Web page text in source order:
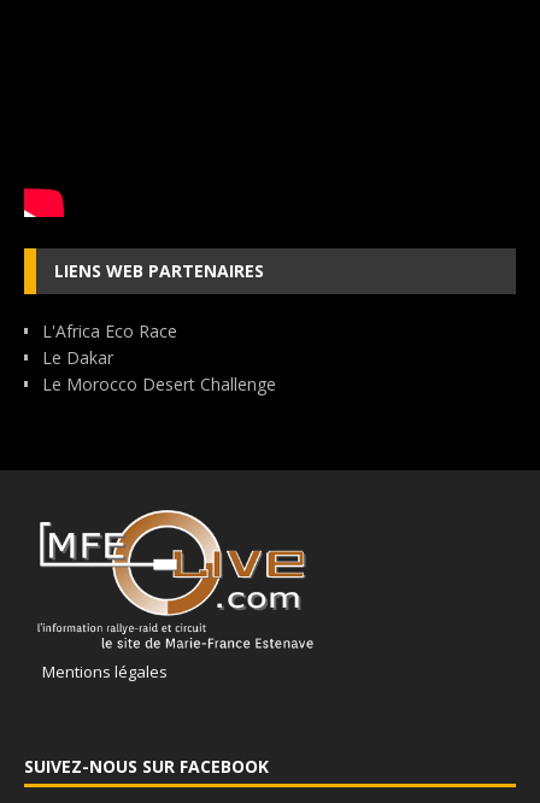
LIENS WEB PARTENAIRES
L'Africa Eco Race
Le Dakar
Le Morocco Desert Challenge
Mentions légales
SUIVEZ-NOUS SUR FACEBOOK